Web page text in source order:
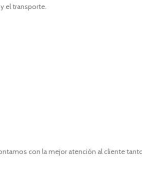
el transporte.
con la mejor atención al cliente